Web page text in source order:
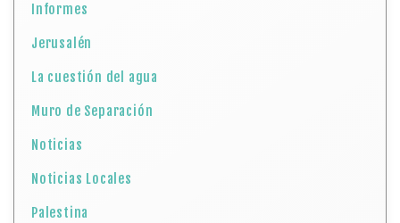
Informes
Jerusalén
La cuestión del agua
Muro de Separación
Noticias
Noticias Locales
Palestina